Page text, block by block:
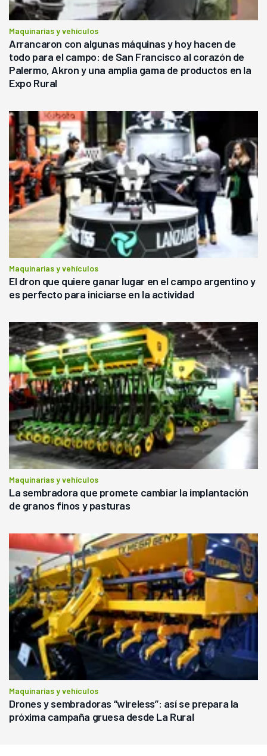
Maquinarias y vehículos
Arrancaron con algunas máquinas y hoy hacen de
todo para el campo: de San Francisco al corazón de
Palermo, Akron y una amplia gama de productos en la
Expo Rural
Maquinarias y vehículos
El dron que quiere ganar lugar en el campo argentino y
es perfecto para iniciarse en la actividad
Maquinarias y vehículos
La sembradora que promete cambiar la implantación
de granos finos y pasturas
Maquinarias y vehículos
Drones y sembradoras “wireless”: así se prepara la
próxima campaña gruesa desde La Rural